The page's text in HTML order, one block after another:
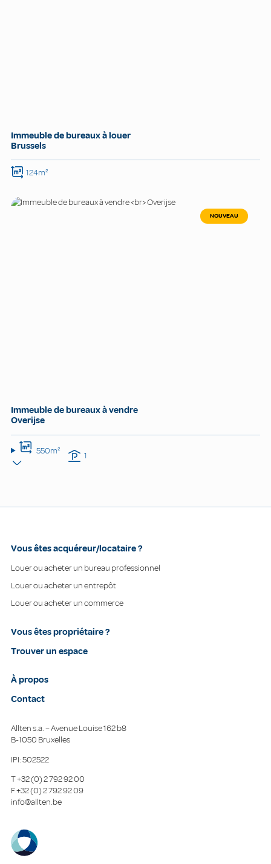
Immeuble de bureaux à louer
Brussels
124m²
NOUVEAU
Immeuble de bureaux à vendre
Overijse
550m² 1
Vous êtes acquéreur/locataire ?
Louer ou acheter un bureau professionnel
Louer ou acheter un entrepôt
Louer ou acheter un commerce
Vous êtes propriétaire ?
Trouver un espace
À propos
Contact
Allten s.a. – Avenue Louise 162 b8
B-1050 Bruxelles
IPI: 502522
T+32 (0) 2 792 92 00
F+32 (0) 2 792 92 09
info@allten.be